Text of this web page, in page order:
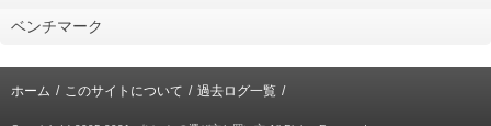
ベンチマーク
ホーム このサイトについて 過去ログ一覧